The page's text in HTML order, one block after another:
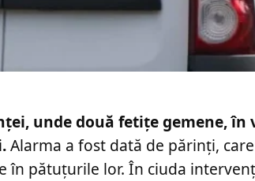
unde două fetițe gemene, în
Alarma a fost dată de părinți,
în pătuțurile lor. În ciuda